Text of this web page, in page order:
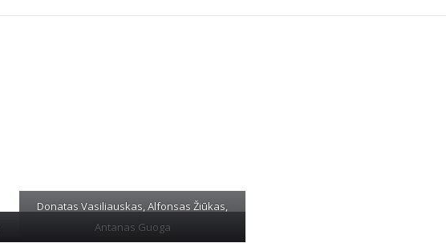
Donatas Vasiliauskas, Alfonsas Žiūkas,
Antanas Guoga